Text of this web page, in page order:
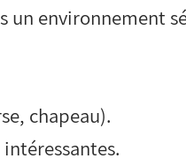
un environnement
chapeau).